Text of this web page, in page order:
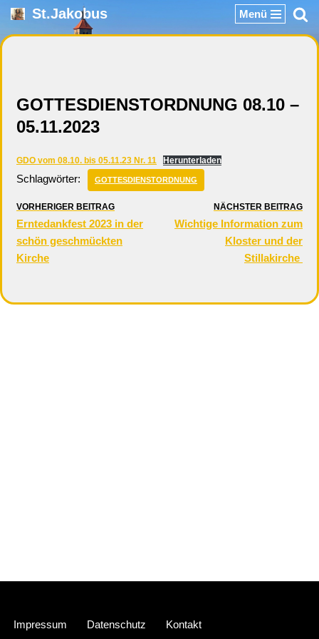
Zum
St.Jakobus Menü
GOTTESDIENSTORDNUNG 08.10 –
05.11.2023
GDO vom 08.10. bis 05.11.23 Nr. 11 Herunterladen
Schlagwörter: GOTTESDIENSTORDNUNG
VORHERIGER BEITRAG
Erntedankfest 2023 in der
schön geschmückten
Kirche
NÄCHSTER BEITRAG
Wichtige Information zum
Kloster und der
Stillakirche
Impressum Datenschutz Kontakt